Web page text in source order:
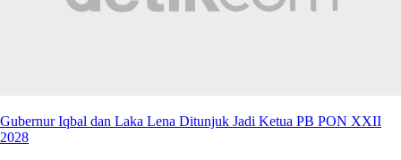
Gubernur Iqbal dan Laka Lena Ditunjuk Jadi Ketua PB PON XXII
2028